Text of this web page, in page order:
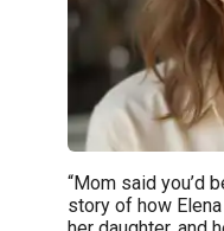
“Mom said you’d
story of how